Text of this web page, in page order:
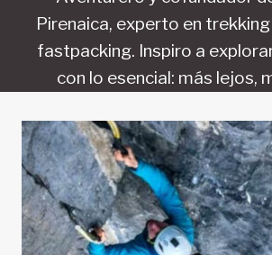
Pirenaica, experto en
fastpacking. Inspiro a
con lo esencial: más lejos,